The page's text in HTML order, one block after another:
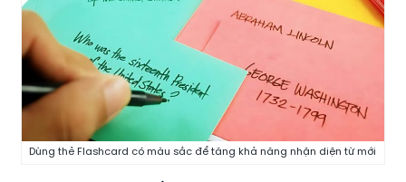
Dùng thẻ Flashcard có màu sắc để tăng khả năng nhận diện từ mới